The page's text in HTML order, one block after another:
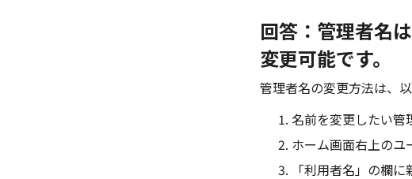
回答：管理者名
変更可能です。
管理者名の変更方法は、
名前を変更したい管
ホーム画面右上のユ
「利用者名」の欄